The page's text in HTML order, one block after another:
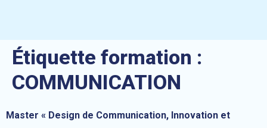
Étiquette formation :
COMMUNICATION
Master « Design de Communication, Innovation et